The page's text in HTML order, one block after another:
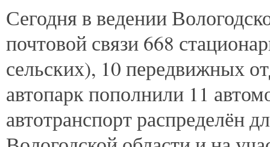
Сегодня в ведении
почтовой связи 668
сельских), 10 передвижных
автопарк пополнили 11
автотранспорт распределён